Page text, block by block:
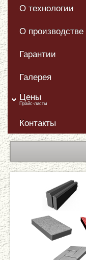
О технологии
О производстве
Гарантии
Галерея
Цены
Прайс-листы
Контакты